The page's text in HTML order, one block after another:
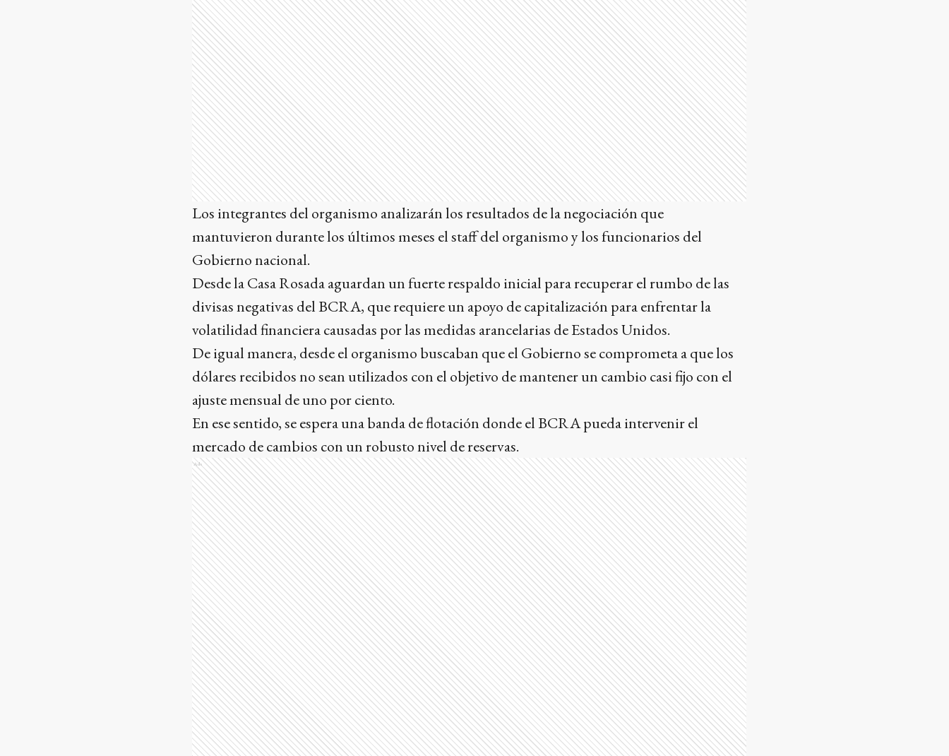
Los integrantes del organismo analizarán los resultados de la negociación que
mantuvieron durante los últimos meses el staff del organismo y los funcionarios del
Gobierno nacional.
Desde la Casa Rosada aguardan un fuerte respaldo inicial para recuperar el rumbo de las
divisas negativas del BCRA, que requiere un apoyo de capitalización para enfrentar la
volatilidad financiera causadas por las medidas arancelarias de Estados Unidos.
De igual manera, desde el organismo buscaban que el Gobierno se comprometa a que los
dólares recibidos no sean utilizados con el objetivo de mantener un cambio casi fijo con el
ajuste mensual de uno por ciento.
En ese sentido, se espera una banda de flotación donde el BCRA pueda intervenir el
mercado de cambios con un robusto nivel de reservas.
Ads